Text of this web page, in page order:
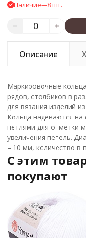
Наличие—8 шт.
Описание
Маркировочные
рядов, столбиков в
для вязания изделий
Кольца надеваются на
петлями для отметки
увеличения петель.
– 10 мм, количество в
C этим
покупают